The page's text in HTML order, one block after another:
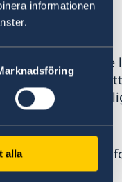
informationen
alla
om tåg, se
omkringliggande
Beakta att
en eventuell
läs gärna